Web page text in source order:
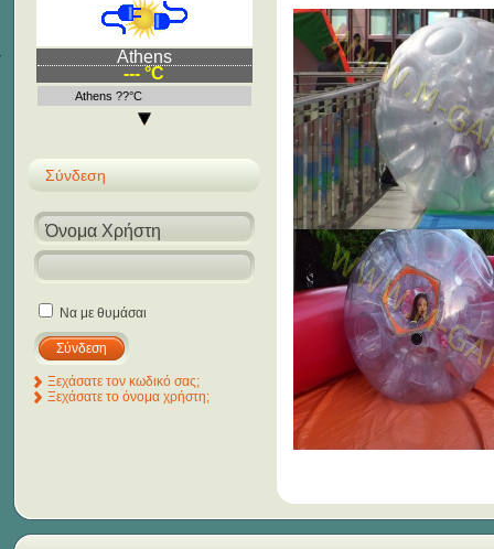
Athens
--- °C
Athens ??°C
Σύνδεση
Να με θυμάσαι
Ξεχάσατε τον κωδικό σας;
Ξεχάσατε το όνομα χρήστη;